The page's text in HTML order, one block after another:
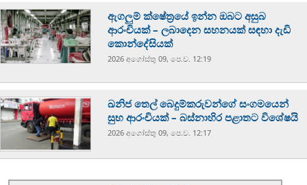
ඇගලුම් ක්ෂේත්‍රයේ ඉන්න ඔබට අසුබ
ආරංචියක් – ලබාදෙන සහනයක් සඳහා දැඩි
කොන්දේසියක්
2026 අගෝස්‍තු 09, පෙ.ව. 12:19
ඛනිජ තෙල් බෙදුම්කරුවන්ගේ සංගමයෙන්
සුභ ආරංචියක් – බස්නාහිර පළාතට විශේෂයි
2026 අගෝස්‍තු 09, පෙ.ව. 12:17